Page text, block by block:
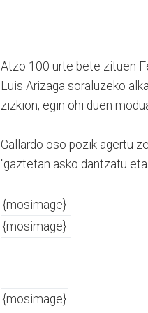
Atzo 100 urte bete zituen
Luis Arizaga soraluzeko
zizkion, egin ohi duen
Gallardo oso pozik agertu
"gaztetan asko dantzatu
{mosimage}
{mosimage}
{mosimage}